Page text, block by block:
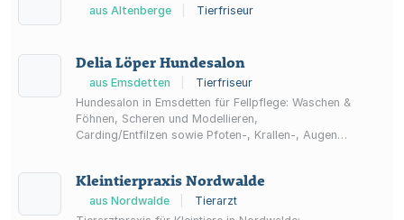
aus Altenberge Tierfriseur
Delia Löper Hundesalon
aus Emsdetten
Tierfriseur
Hundesalon in Emsdetten für Fellpflege: Waschen &
Föhnen, Scheren und Modellieren,
Carding/Entfilzen sowie Pfoten-, Krallen-, Augen-
Kleintierpraxis Nordwalde
aus Nordwalde
Tierarzt